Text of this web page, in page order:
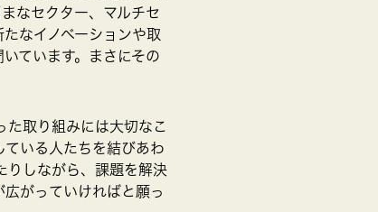
なセクター、マルチセ
なイノベーションや取
ています。まさにその
た取り組みには大切なこ
ている人たちを結びあわ
りしながら、課題を解決
がっていければと願っ